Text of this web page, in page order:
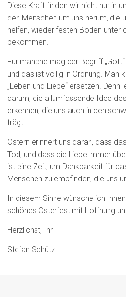
Diese Kraft finden wir nicht nur in
den Menschen um uns herum, die
helfen, wieder festen Boden unter
bekommen.
Für manche mag der Begriff
und das ist völlig in Ordnung. Man
„Leben und Liebe“ ersetzen. Denn
darum, die allumfassende Idee
erkennen, die uns auch in den
trägt.
Ostern erinnert uns daran, dass
Tod, und dass die Liebe immer
ist eine Zeit, um Dankbarkeit für
Menschen zu empfinden, die uns
In diesem Sinne wünsche ich
schönes Osterfest mit Hoffnung
Herzlichst, Ihr
Stefan Schütz